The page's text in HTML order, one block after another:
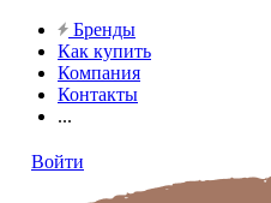
Бренды
Как купить
Компания
Контакты
...
Войти